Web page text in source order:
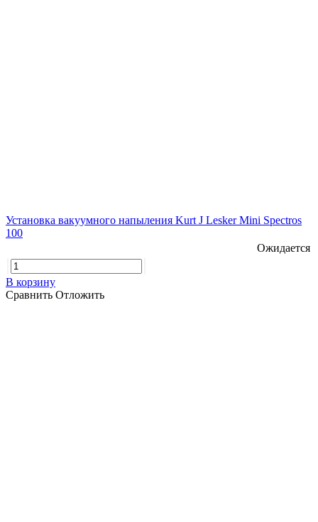
Установка вакуумного напыления Kurt J Lesker Mini Spectros
100
Ожидается
В корзину
Сравнить Отложить